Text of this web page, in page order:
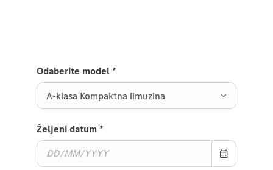
Odaberite model *
A-klasa Kompaktna limuzina
Željeni datum *